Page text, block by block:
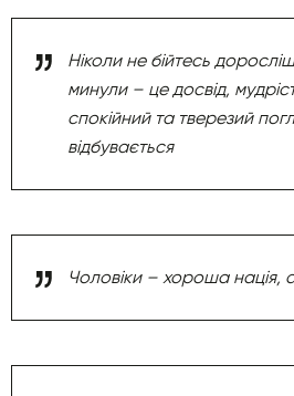
Ніколи не бійтесь
минули – це досвід,
спокійний та тверезий
відбувається
Чоловіки – хороша нація,